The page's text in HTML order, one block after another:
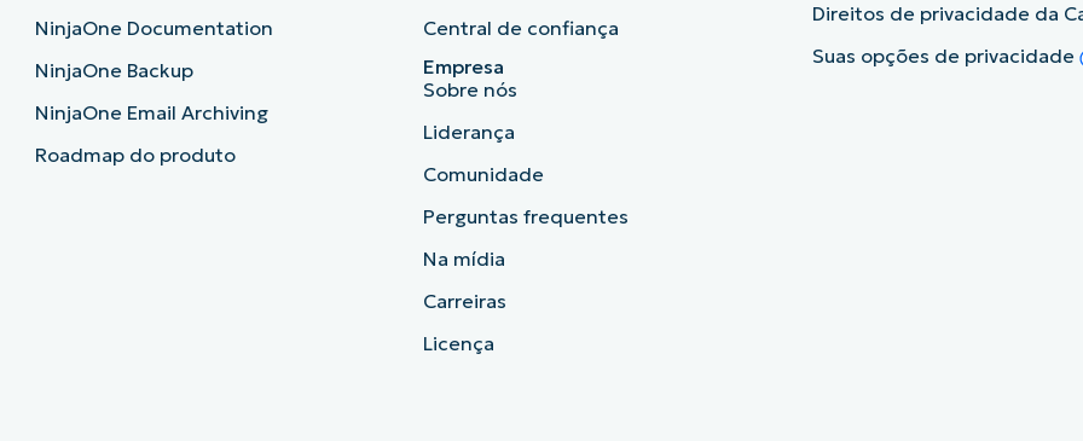
NinjaOne Documentation
NinjaOne Backup
NinjaOne Email Archiving
Roadmap do produto
Central de confiança
Empresa
Sobre nós
Liderança
Comunidade
Perguntas frequentes
Na mídia
Carreiras
Licença
Direitos de privacidade da
Suas opções de privacidade